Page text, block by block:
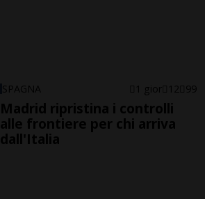
SPAGNA 1 gior 12 99
Madrid ripristina i controlli
alle frontiere per chi arriva
dall'Italia